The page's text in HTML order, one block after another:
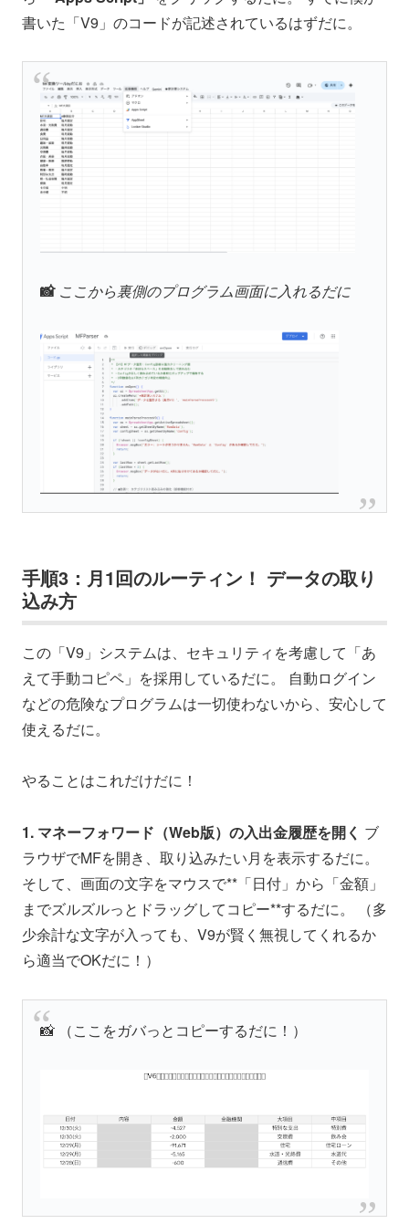
書いた「V9」のコードが記述されているはずだに。
📸 ここから裏側のプログラム画面に入れるだに
手順3：月1回のルーティン！ データの取り
込み方
この「V9」システムは、セキュリティを考慮して「あ
えて手動コピペ」を採用しているだに。 自動ログイン
などの危険なプログラムは一切使わないから、安心して
使えるだに。
やることはこれだけだに！
1. マネーフォワード（Web版）の入出金履歴を開く ブ
ラウザでMFを開き、取り込みたい月を表示するだに。
そして、画面の文字をマウスで**「日付」から「金額」
までズルズルっとドラッグしてコピー**するだに。 （多
少余計な文字が入っても、V9が賢く無視してくれるか
ら適当でOKだに！）
📸 （ここをガバっとコピーするだに！）